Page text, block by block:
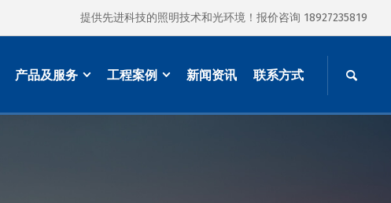
提供先进科技的照明技术和光环境！报价咨询 18927235819
产品及服务 工程案例 新闻资讯 联系方式